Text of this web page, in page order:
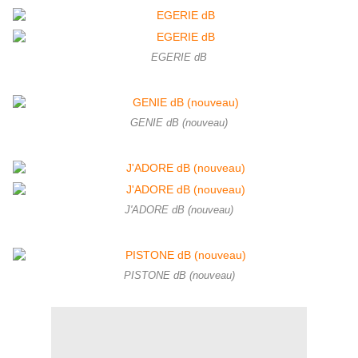
EGERIE dB
GENIE dB (nouveau)
J'ADORE dB (nouveau)
PISTONE dB (nouveau)